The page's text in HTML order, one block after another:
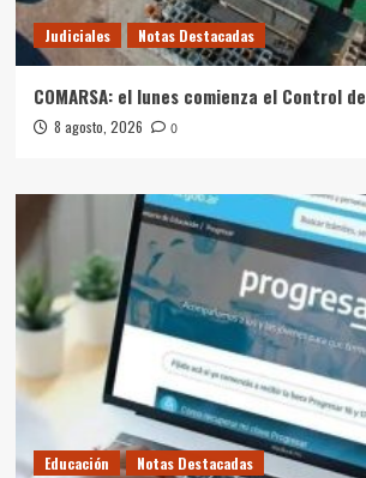
Judiciales Notas Destacadas
COMARSA: el lunes comienza el Control
8 agosto, 2026 0
Educación Notas Destacadas